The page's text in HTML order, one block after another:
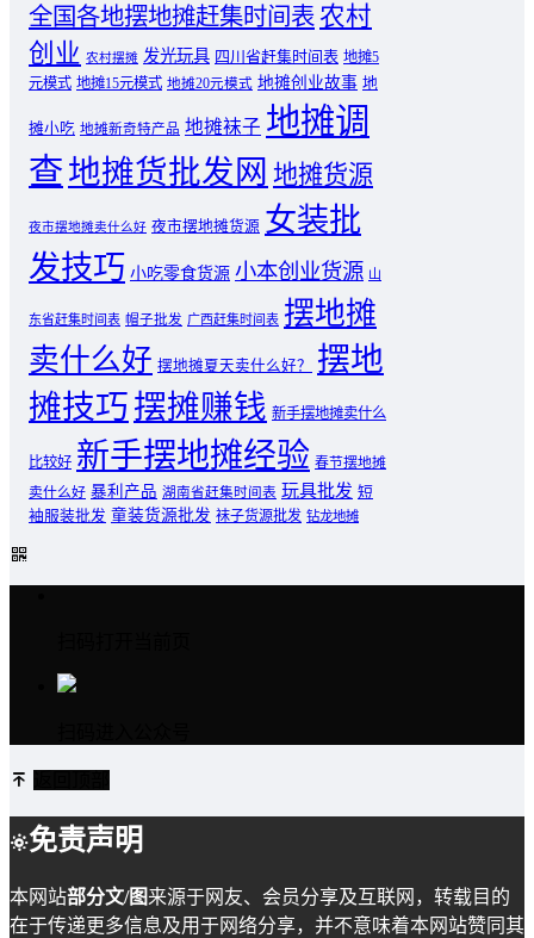
全国各地摆地摊赶集时间表 农村
创业 农村摆摊 发光玩具 四川省赶集时间表 地摊5
元模式 地摊15元模式 地摊20元模式 地摊创业故事 地
摊小吃 地摊新奇特产品 地摊袜子 地摊调
查地摊货批发网 地摊货源
夜市摆地摊卖什么好 夜市摆地摊货源 女装批
发技巧 小吃零食货源 小本创业货源 山
东省赶集时间表 帽子批发 广西赶集时间表 摆地摊
卖什么好 摆地摊夏天卖什么好？
摆地
摊技巧摆摊赚钱 新手摆地摊卖什么
比较好 新手摆地摊经验 春节摆地摊
卖什么好 暴利产品 湖南省赶集时间表 玩具批发 短
袖服装批发 童装货源批发 袜子货源批发 钻龙地摊
免责声明
本网站部分文/图来源于网友、会员分享及互联网，转载目的
在于传递更多信息及用于网络分享，并不意味着本网站赞同其